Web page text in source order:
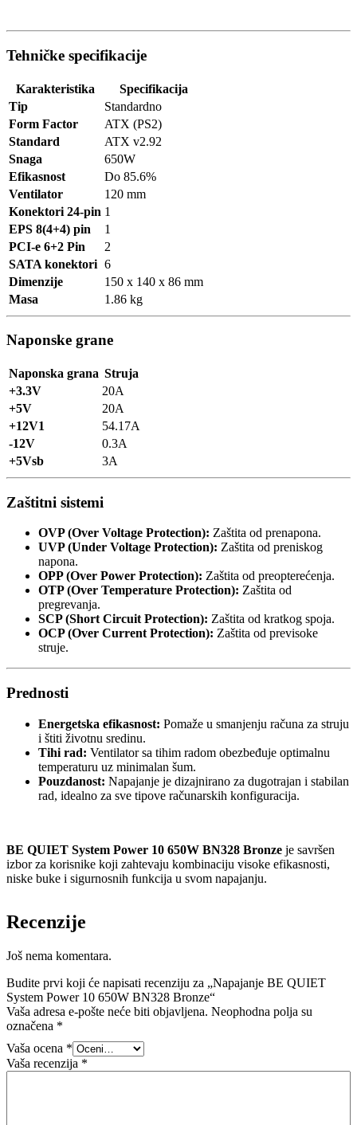
Tehničke specifikacije
Karakteristika
Specifikacija
Tip
Standardno
Form Factor
ATX (PS2)
Standard
ATX v2.92
Snaga
650W
Efikasnost
Do 85.6%
Ventilator
120 mm
Konektori 24-pin 1
EPS 8(4+4) pin
1
PCI-e 6+2 Pin
2
SATA konektori 6
Dimenzije
150 x 140 x 86 mm
Masa
1.86 kg
Naponske grane
Naponska grana Struja
+3.3V
20A
+5V
20A
+12V1
54.17A
-12V
0.3A
+5Vsb
3A
Zaštitni sistemi
OVP (Over Voltage Protection): Zaštita od prenapona.
UVP (Under Voltage Protection): Zaštita od preniskog
napona.
OPP (Over Power Protection): Zaštita od preopterećenja.
OTP (Over Temperature Protection): Zaštita od
pregrevanja.
SCP (Short Circuit Protection): Zaštita od kratkog spoja.
OCP (Over Current Protection): Zaštita od previsoke
struje.
Prednosti
Energetska efikasnost: Pomaže u smanjenju računa za struju
i štiti životnu sredinu.
Tihi rad: Ventilator sa tihim radom obezbeđuje optimalnu
temperaturu uz minimalan šum.
Pouzdanost: Napajanje je dizajnirano za dugotrajan i stabilan
rad, idealno za sve tipove računarskih konfiguracija.
BE QUIET System Power 10 650W BN328 Bronze je savršen
izbor za korisnike koji zahtevaju kombinaciju visoke efikasnosti,
niske buke i sigurnosnih funkcija u svom napajanju.
Recenzije
Još nema komentara.
Budite prvi koji će napisati recenziju za „Napajanje BE QUIET
System Power 10 650W BN328 Bronze“
Vaša adresa e-pošte neće biti objavljena. Neophodna polja su
označena *
Vaša ocena *
Vaša recenzija *